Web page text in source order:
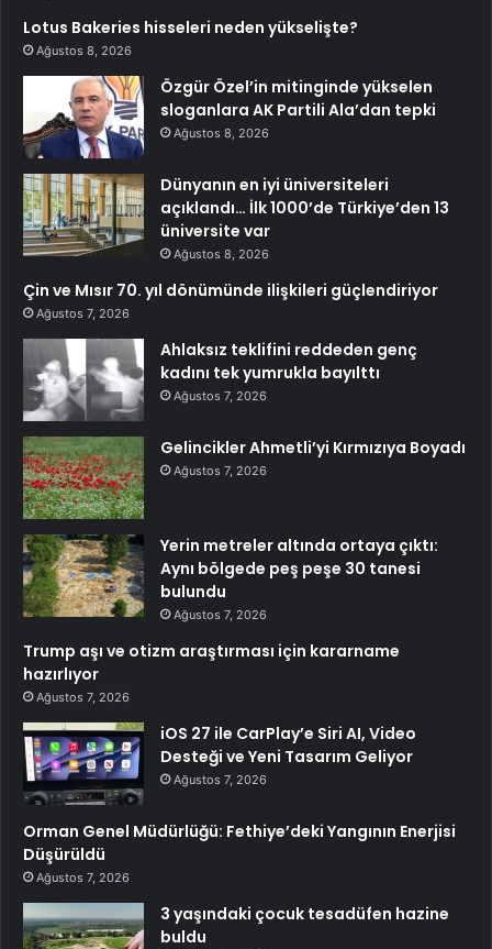
Lotus Bakeries hisseleri neden yükselişte?
Ağustos 8, 2026
Özgür Özel’in mitinginde yükselen
sloganlara AK Partili Ala’dan tepki
Ağustos 8, 2026
Dünyanın en iyi üniversiteleri
açıklandı… İlk 1000’de Türkiye’den 13
üniversite var
Ağustos 8, 2026
Çin ve Mısır 70. yıl dönümünde ilişkileri güçlendiriyor
Ağustos 7, 2026
Ahlaksız teklifini reddeden genç
kadını tek yumrukla bayılttı
Ağustos 7, 2026
Gelincikler Ahmetli’yi Kırmızıya Boyadı
Ağustos 7, 2026
Yerin metreler altında ortaya çıktı:
Aynı bölgede peş peşe 30 tanesi
bulundu
Ağustos 7, 2026
Trump aşı ve otizm araştırması için kararname
hazırlıyor
Ağustos 7, 2026
iOS 27 ile CarPlay’e Siri AI, Video
Desteği ve Yeni Tasarım Geliyor
Ağustos 7, 2026
Orman Genel Müdürlüğü: Fethiye’deki Yangının Enerjisi
Düşürüldü
Ağustos 7, 2026
3 yaşındaki çocuk tesadüfen hazine
buldu